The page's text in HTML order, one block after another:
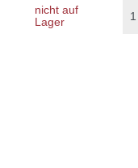
nicht auf
Lager